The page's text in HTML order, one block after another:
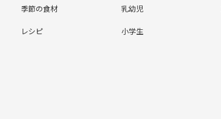
季節の食材
レシピ
乳幼児
小学生